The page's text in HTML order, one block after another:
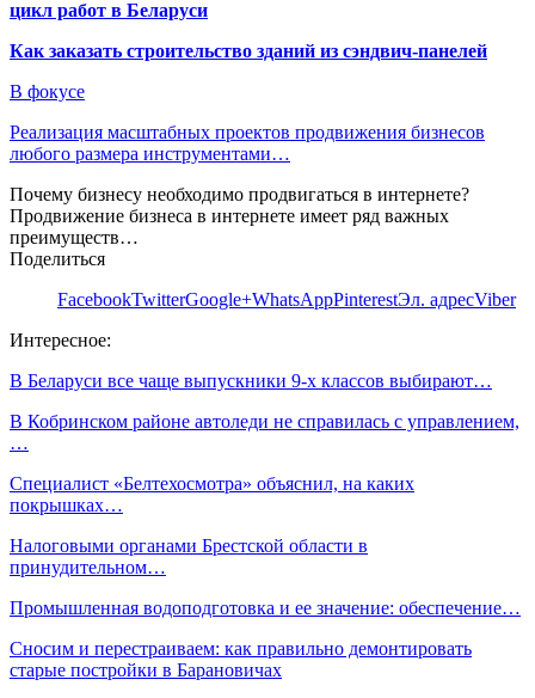
цикл работ в Беларуси
Как заказать строительство зданий из сэндвич-панелей
В фокусе
Реализация масштабных проектов продвижения бизнесов
любого размера инструментами…
Почему бизнесу необходимо продвигаться в интернете?
Продвижение бизнеса в интернете имеет ряд важных
преимуществ…
Поделиться
FacebookTwitterGoogle+WhatsAppPinterestЭл. адресViber
Интересное:
В Беларуси все чаще выпускники 9-х классов выбирают…
В Кобринском районе автоледи не справилась с управлением,
…
Специалист «Белтехосмотра» объяснил, на каких
покрышках…
Налоговыми органами Брестской области в
принудительном…
Промышленная водоподготовка и ее значение: обеспечение…
Сносим и перестраиваем: как правильно демонтировать
старые постройки в Барановичах